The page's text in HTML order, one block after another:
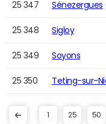
25 347 Sénezergues
25 348 Sigloy
25 349 Soyons
25 350 Teting-sur-
1 25 50